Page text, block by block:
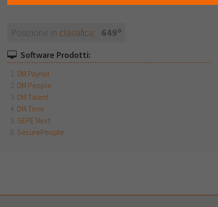
Posizione in classifica: 649o
Software Prodotti:
DM Payroll
DM People
DM Talent
DM Time
GEPE Next
SecurePeople